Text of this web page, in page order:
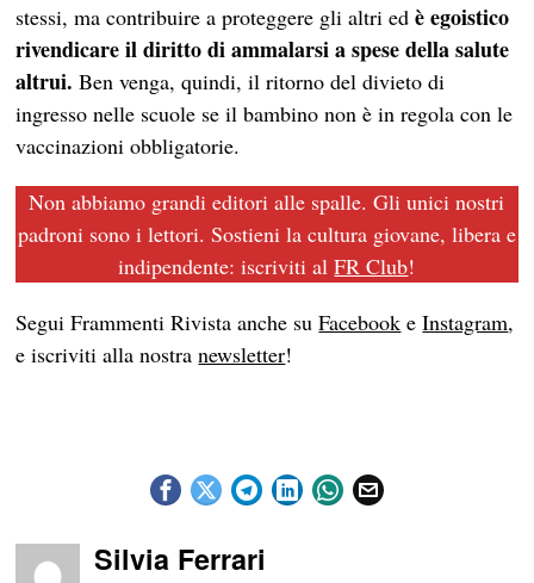
stessi, ma contribuire a proteggere gli altri edè egoistico
rivendicare il diritto di ammalarsi a spese della salute
altrui. Ben venga, quindi, il ritorno del divieto di
ingresso nelle scuole se il bambino non è in regola con le
vaccinazioni obbligatorie.
Non abbiamo grandi editori alle spalle. Gli unici nostri
padroni sono i lettori. Sostieni la cultura giovane, libera e
indipendente: iscriviti alFR Club!
Segui Frammenti Rivista anche suFacebook eInstagram,
e iscriviti alla nostranewsletter!
Silvia Ferrari